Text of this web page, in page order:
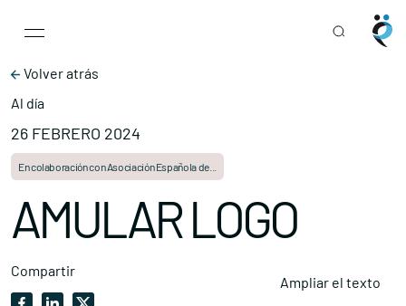
Main Navigation
Volver atrás
Al día
26 FEBRERO 2024
En colaboración con Asociación Española de...
AMULAR LOGO
Compartir
Ampliar el texto